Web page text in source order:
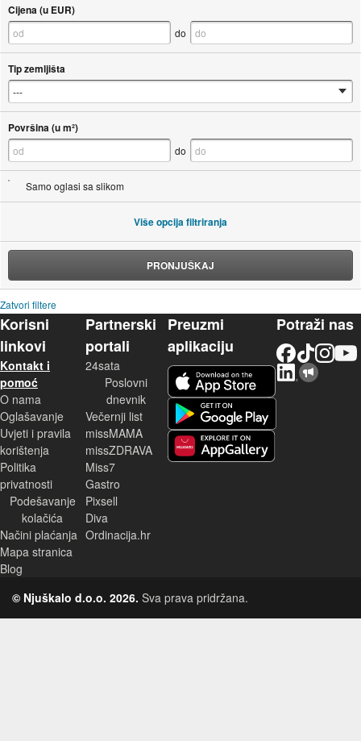
Cijena (u EUR)
do
Tip zemljišta
Površina (u m²)
do
Samo oglasi sa slikom
Više opcija filtriranja
PRONJUŠKAJ
Zatvori filtere
Korisni
linkovi
Kontakt i
pomoć
O nama
Oglašavanje
Uvjeti i pravila
korištenja
Politika
privatnosti
Podešavanje
kolačića
Načini plaćanja
Mapa stranica
Blog
Partnerski
portali
24sata
Poslovni
dnevnik
Večernji list
missMAMA
missZDRAVA
Miss7
Gastro
Pixsell
Diva
Ordinacija.hr
Preuzmi
aplikaciju
Potraži nas
© Njuškalo d.o.o. 2026. Sva prava pridržana.